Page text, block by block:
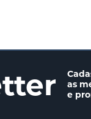
as
e